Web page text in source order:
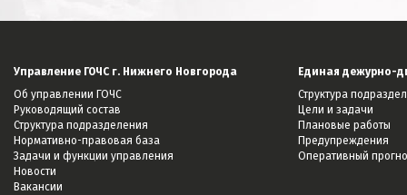
Управление ГОЧС г. Нижнего Новгорода
Об управлении ГОЧС
Руководящий состав
Структура подразделения
Нормативно-правовая база
Задачи и функции управления
Новости
Вакансии
Единая дежурно-
Структура
Цели и задачи
Плановые работы
Предупреждения
Оперативный